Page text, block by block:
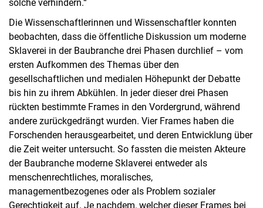
solche verhindern.“
Die Wissenschaftlerinnen und Wissenschaftler konnten
beobachten, dass die öffentliche Diskussion um moderne
Sklaverei in der Baubranche drei Phasen durchlief – vom
ersten Aufkommen des Themas über den
gesellschaftlichen und medialen Höhepunkt der Debatte
bis hin zu ihrem Abkühlen. In jeder dieser drei Phasen
rückten bestimmte Frames in den Vordergrund, während
andere zurückgedrängt wurden. Vier Frames haben die
Forschenden herausgearbeitet, und deren Entwicklung über
die Zeit weiter untersucht. So fassten die meisten Akteure
der Baubranche moderne Sklaverei entweder als
menschenrechtliches, moralisches,
managementbezogenes oder als Problem sozialer
Gerechtigkeit auf. Je nachdem, welcher dieser Frames bei